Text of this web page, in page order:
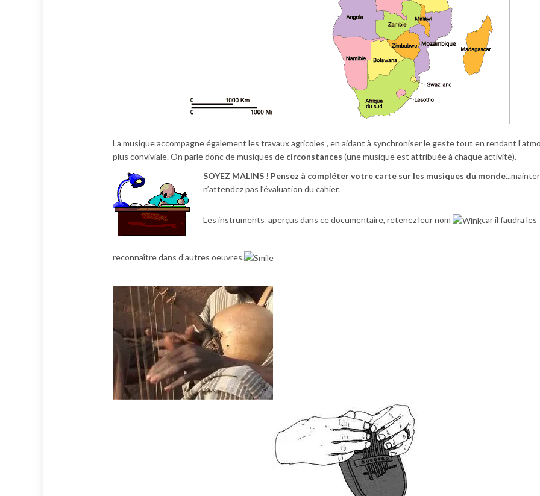
La musique accompagne également les travaux agricoles , en aidant à synchroniser le geste tout en rendant
plus conviviale. On parle donc de musiques de circonstances (une musique est attribuée à chaque activité).
SOYEZ MALINS ! Pensez à compléter votre carte sur les musiques du monde.
n’attendez pas l’évaluation du cahier.
Les instruments aperçus dans ce documentaire, retenez leur nom car il faudra les
reconnaître dans d’autres oeuvres.